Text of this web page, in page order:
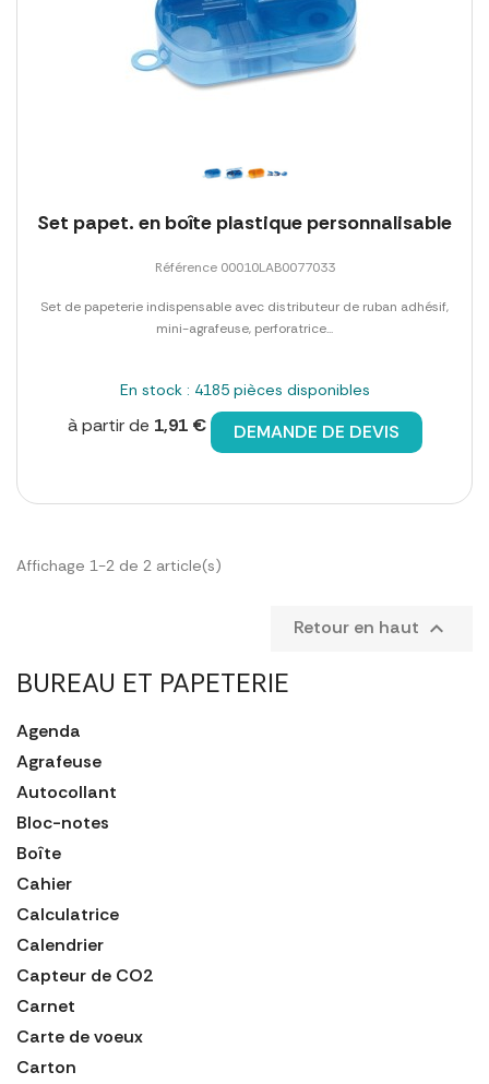
BUREAU ET PAPETERIE
Agenda
Agrafeuse
Autocollant
Bloc-notes
Boîte
Cahier
Calculatrice
Calendrier
Capteur de CO2
Carnet
Carte de voeux
Carton
Set papet. en boîte plastique personnalisable
Référence 00010LAB0077033
Set de papeterie indispensable avec distributeur de ruban adhésif,
mini-agrafeuse, perforatrice...
En stock : 4185 pièces disponibles
à partir de 1,91 € DEMANDE DE DEVIS
Affichage 1-2 de 2 article(s)
Retour en haut 